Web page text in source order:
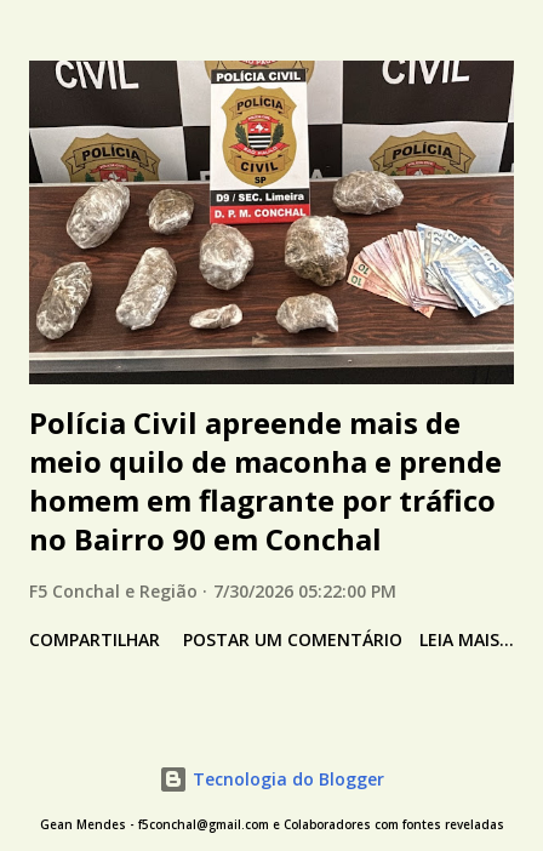
Polícia Civil apreende mais de
meio quilo de maconha e prende
homem em flagrante por tráfico
no Bairro 90 em Conchal
F5 Conchal e Região 7/30/2026 05:22:00 PM
COMPARTILHAR POSTAR UM COMENTÁRIO LEIA MAIS...
Tecnologia do Blogger
Gean Mendes - f5conchal@gmail.com e Colaboradores com fontes reveladas